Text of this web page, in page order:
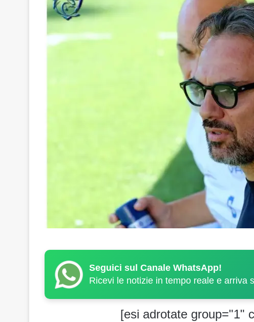
Seguici sul Canale WhatsApp!
Ricevi le notizie in tempo reale e arriva
[esi adrotate group="1"